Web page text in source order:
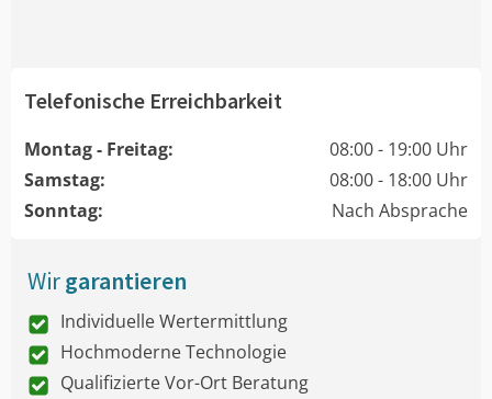
Telefonische Erreichbarkeit
Montag - Freitag:
08:00 - 19:00 Uhr
Samstag:
08:00 - 18:00 Uhr
Sonntag:
Nach Absprache
Wirgarantieren
Individuelle Wertermittlung
Hochmoderne Technologie
Qualifizierte Vor-Ort Beratung